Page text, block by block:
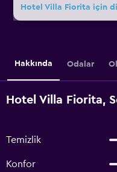
Hotel Villa Fiorita için
Hakkında Odalar
Hotel Villa Fiorita,
Temizlik
Konfor